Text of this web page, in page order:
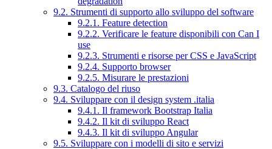
9.2. Strumenti di supporto allo sviluppo del software
9.2.1. Feature detection
9.2.2. Verificare le feature disponibili con Can I
use
9.2.3. Strumenti e risorse per CSS e JavaScript
9.2.4. Supporto browser
9.2.5. Misurare le prestazioni
9.3. Catalogo del riuso
9.4. Sviluppare con il design system .italia
9.4.1. Il framework Bootstrap Italia
9.4.2. Il kit di sviluppo React
9.4.3. Il kit di sviluppo Angular
9.5. Sviluppare con i modelli di sito e servizi